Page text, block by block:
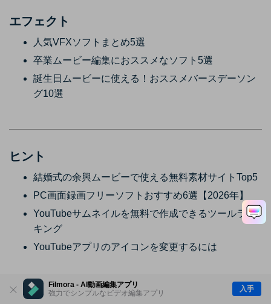
Filmora - AI動画編集アプリ
強力でシンプルなビデオ編集アプリ
入手
エフェクト
人気VFXソフトまとめ5選
卒業ムービー編集におススメなソフト5選
誕生日ムービーに使える！おススメバースデーソン
グ10選
ヒント
結婚式の余興ムービーで使える無料素材サイトTop5
PC画面録画フリーソフトおすすめ6選【2026年】
YouTubeサムネイルを無料で作成できるツールラン
キング
YouTubeアプリのアイコンを変更するには